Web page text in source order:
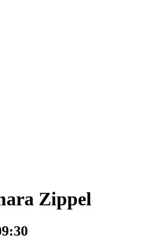
Zippel